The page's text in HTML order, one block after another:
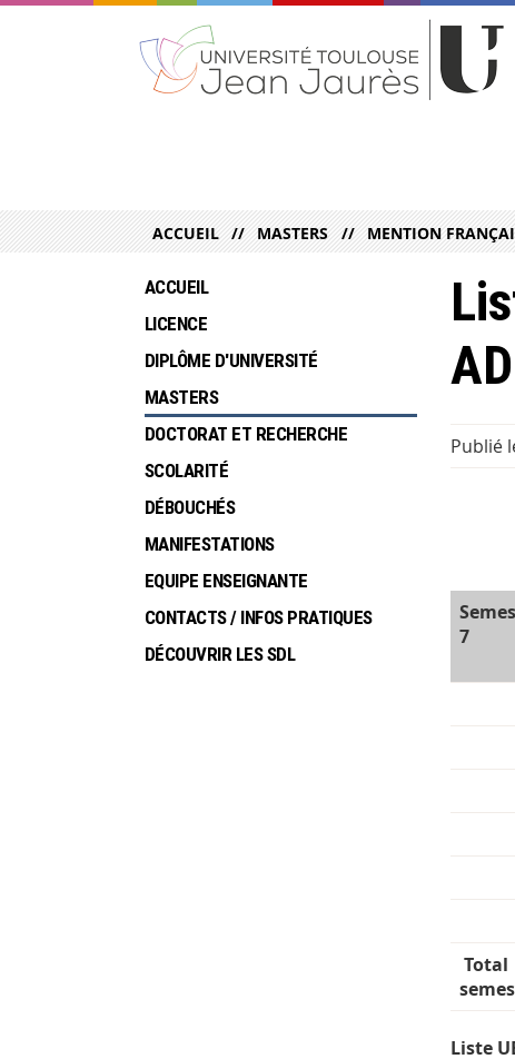
ACCUEIL MASTERS MENTION
Publié
7
Total
Liste
ACCUEIL
LICENCE
DIPLÔME D'UNIVERSITÉ
MASTERS
DOCTORAT ET RECHERCHE
SCOLARITÉ
DÉBOUCHÉS
MANIFESTATIONS
EQUIPE ENSEIGNANTE
CONTACTS / INFOS PRATIQUES
DÉCOUVRIR LES SDL